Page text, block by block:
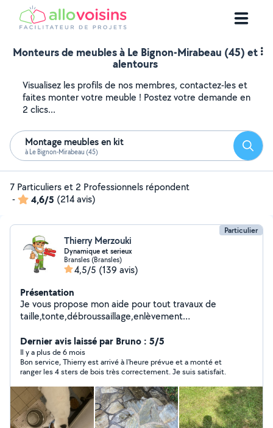
Monteurs de meubles à Le Bignon-Mirabeau (45) et
alentours
Visualisez les profils de nos membres, contactez-les et
faites monter votre meuble ! Postez votre demande en
2 clics...
Montage meubles en kit
à Le Bignon-Mirabeau (45)
7 Particuliers et 2 Professionnels répondent
-
4,6/5 (214 avis)
Particulier
Thierry Merzouki
Dynamique et serieux
Bransles (Bransles)
4,5/5 (139 avis)
Présentation
Je vous propose mon aide pour tout travaux de
taille,tonte,débroussaillage,enlèvement
Prestation d'agent de sécurité d'iincendie et sûreté
possible egalement N'hésitez pas visité les avis et mes
différentes activités que je peux vous proposer
Réponse rapide et prix raisonnable À bientôt
Dernier avis laissé par Bruno : 5/5
Il y a plus de 6 mois
Bon service, Thierry est arrivé à l'heure prévue et a monté et
ranger les 4 sters de bois très correctement. Je suis satisfait.